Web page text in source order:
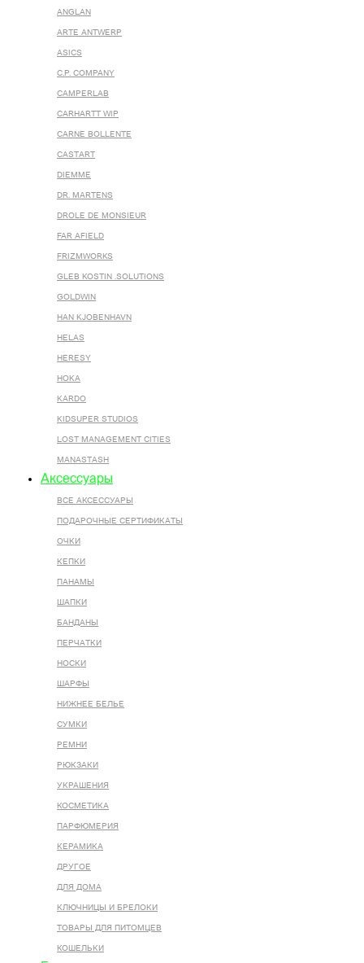
ANGLAN
ARTE ANTWERP
ASICS
C.P. COMPANY
CAMPERLAB
CARHARTT WIP
CARNE BOLLENTE
CASTART
DIEMME
DR. MARTENS
DROLE DE MONSIEUR
FAR AFIELD
FRIZMWORKS
GLEB KOSTIN .SOLUTIONS
GOLDWIN
HAN KJOBENHAVN
HELAS
HERESY
HOKA
KARDO
KIDSUPER STUDIOS
LOST MANAGEMENT CITIES
MANASTASH
Аксессуары
ВСЕ AКСЕССУАРЫ
ПОДАРОЧНЫЕ СЕРТИФИКАТЫ
ОЧКИ
КЕПКИ
ПАНАМЫ
ШАПКИ
БАНДАНЫ
ПЕРЧАТКИ
НОСКИ
ШАРФЫ
НИЖНЕЕ БЕЛЬЕ
СУМКИ
РЕМНИ
РЮКЗАКИ
УКРАШЕНИЯ
КОСМЕТИКА
ПАРФЮМЕРИЯ
КЕРАМИКА
ДРУГОЕ
ДЛЯ ДОМА
КЛЮЧНИЦЫ И БРЕЛОКИ
ТОВАРЫ ДЛЯ ПИТОМЦЕВ
КОШЕЛЬКИ